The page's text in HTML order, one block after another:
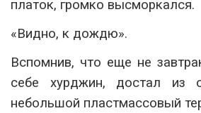
платок, громко высморкался.
«Видно, к дождю».
Вспомнив, что еще не
себе хурджин, достал из
небольшой пластмассовый